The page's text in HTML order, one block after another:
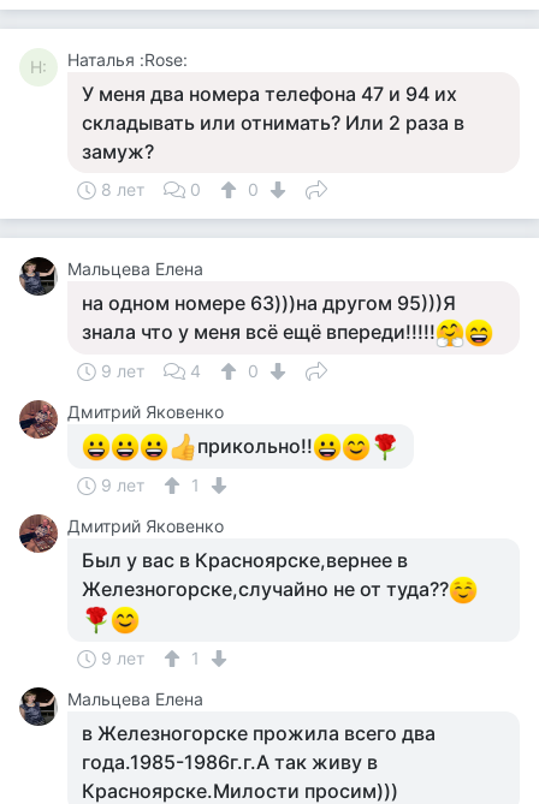
Н: Наталья :Rose:
У меня два номера телефона 47 и 94 их
складывать или отнимать? Или 2 раза в
замуж?
8 лет 0 0
Мальцева Елена
на одном номере 63)))на другом 95)))Я
знала что у меня всё ещё впереди!!!!!
9 лет 4
0
Дмитрий Яковенко
прикольно!!
9 лет
1
Дмитрий Яковенко
Был у вас в Красноярске,вернее в
Железногорске,случайно не от туда??
9 лет
1
Мальцева Елена
в Железногорске прожила всего два
года.1985-1986г.г.А так живу в
Красноярске.Милости просим)))